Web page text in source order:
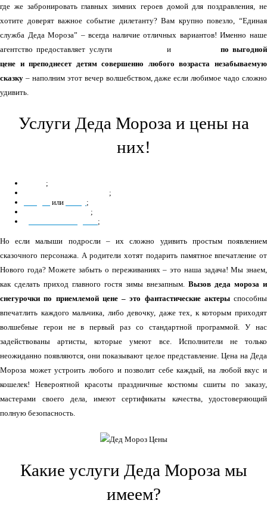
где же забронировать главных зимних героев домой для поздравления, не
хотите доверят важное событие дилетанту? Вам крупно повезло, “Единая
служба Деда Мороза” – всегда наличие отличных вариантов! Именно наше
агентство предоставляет услуги
и
по выгодной
цене и преподнесет детям совершенно любого возраста незабываемую
сказку – наполним этот вечер волшебством, даже если любимое чадо сложно
удивить.
Услуги Деда Мороза и цены на
них!
;
;
или
;
;
;
Но если малыши подросли – их сложно удивить простым появлением
сказочного персонажа. А родители хотят подарить памятное впечатление от
Нового года? Можете забыть о переживаниях – это наша задача! Мы знаем,
как сделать приход главного гостя зимы внезапным. Вызов деда мороза и
снегурочки по приемлемой цене – это фантастические актерыспособны
впечатлить каждого мальчика, либо девочку, даже тех, к которым приходят
волшебные герои не в первый раз со стандартной программой. У нас
задействованы артисты, которые умеют все. Исполнители не только
неожиданно появляются, они показывают целое представление. Цена на Деда
Мороза может устроить любого и позволит себе каждый, на любой вкус и
кошелек! Невероятной красоты праздничные костюмы сшиты по заказу,
мастерами своего дела, имеют сертификаты качества, удостоверяющий
полную безопасность.
Какие услуги Деда Мороза мы
имеем?